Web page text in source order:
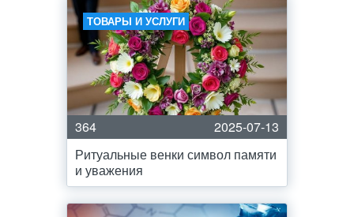
ТОВАРЫ И УСЛУГИ
364
2025-07-13
Ритуальные венки символ памяти
и уважения